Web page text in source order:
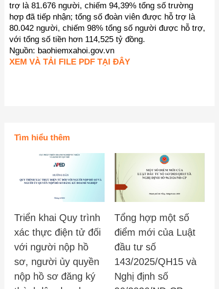
trợ là 81.676 người, chiếm 94,39% tổng số trường
hợp đã tiếp nhận; tổng số đoàn viên được hỗ trợ là
80.042 người, chiếm 98% tổng số người được hỗ trợ,
với tổng số tiền hơn 114,525 tỷ đồng.
Nguồn: baohiemxahoi.gov.vn
XEM VÀ TẢI FILE PDF TẠI ĐÂY
Tìm hiểu thêm
Triển khai Quy trình
xác thực điện tử đối
với người nộp hồ
sơ, người ủy quyền
nộp hồ sơ đăng ký
Tổng hợp một số
điểm mới của Luật
đầu tư số
143/2025/QH15 và
Nghị định số